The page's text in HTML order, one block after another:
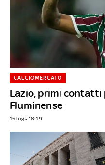
Lazio, primi contatti
Fluminense
CALCIOMERCATO
15 lug - 18:19